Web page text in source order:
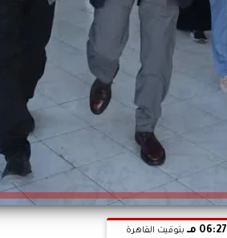
06:27 مـ بتوقيت القاهرة